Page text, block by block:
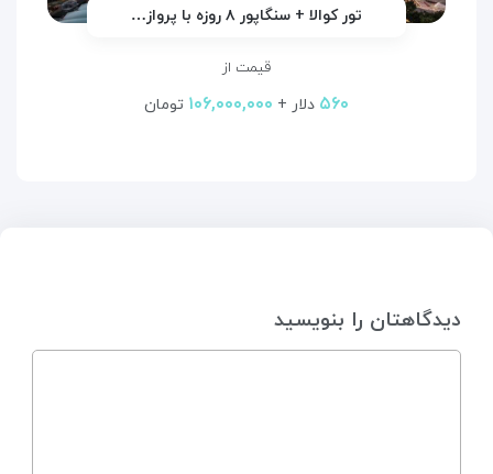
تور کوالا + سنگاپور ۸ روزه با پرواز…
قیمت از
۵۶۰ دلار + ۱۰۶,۰۰۰,۰۰۰ تومان
دیدگاهتان را بنویسید